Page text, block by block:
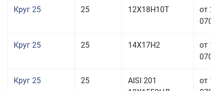
Круг 25 25 12Х18Н10Т
от
Круг 25 25 14Х17Н2
от
Круг 25 25
AISI 201
от